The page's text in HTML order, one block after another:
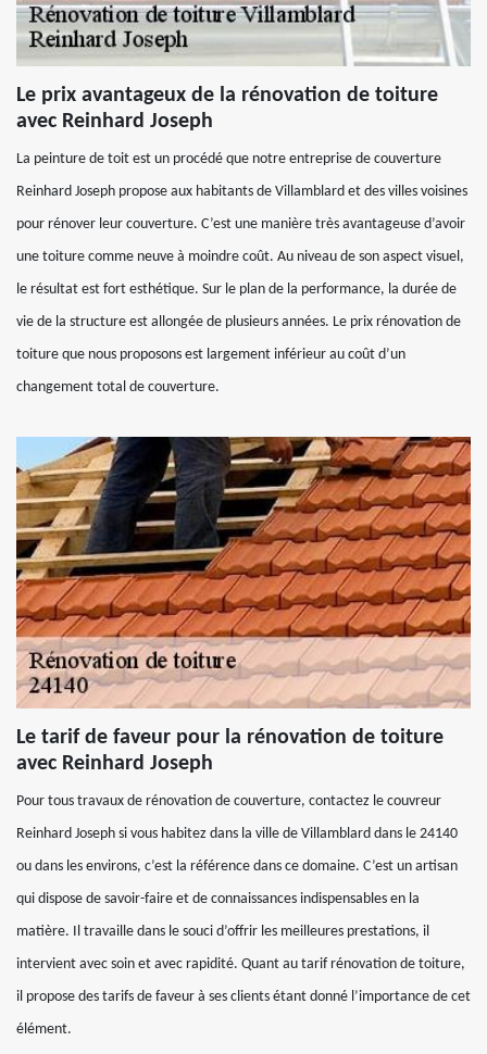
Le prix avantageux de la rénovation de toiture
avec Reinhard Joseph
La peinture de toit est un procédé que notre entreprise de couverture
Reinhard Joseph propose aux habitants de Villamblard et des villes voisines
pour rénover leur couverture. C’est une manière très avantageuse d’avoir
une toiture comme neuve à moindre coût. Au niveau de son aspect visuel,
le résultat est fort esthétique. Sur le plan de la performance, la durée de
vie de la structure est allongée de plusieurs années. Le prix rénovation de
toiture que nous proposons est largement inférieur au coût d’un
changement total de couverture.
Le tarif de faveur pour la rénovation de toiture
avec Reinhard Joseph
Pour tous travaux de rénovation de couverture, contactez le couvreur
Reinhard Joseph si vous habitez dans la ville de Villamblard dans le 24140
ou dans les environs, c’est la référence dans ce domaine. C’est un artisan
qui dispose de savoir-faire et de connaissances indispensables en la
matière. Il travaille dans le souci d’offrir les meilleures prestations, il
intervient avec soin et avec rapidité. Quant au tarif rénovation de toiture,
il propose des tarifs de faveur à ses clients étant donné l’importance de cet
élément.